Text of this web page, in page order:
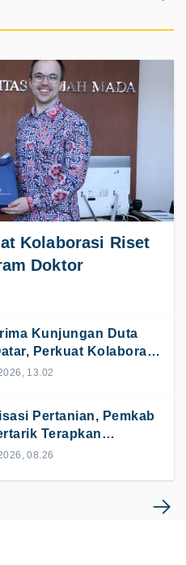
Kolaborasi Riset
Doktor
Kunjungan Duta
Perkuat Kolaborasi
dan Riset
13.02
Pertanian, Pemkab
Terapkan
dan Smart Farming
08.26